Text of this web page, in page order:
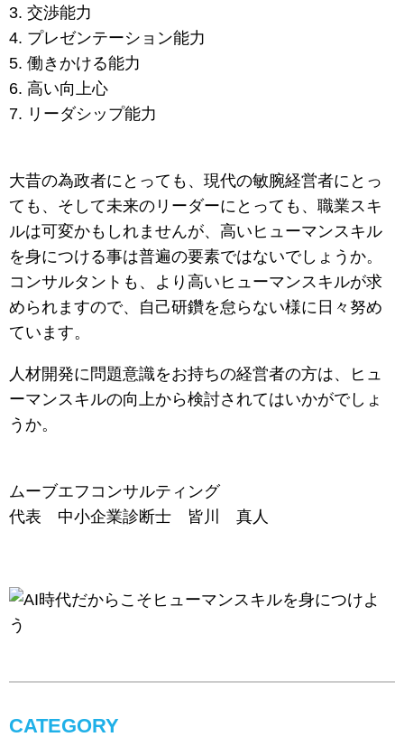
交渉能力
プレゼンテーション能力
働きかける能力
高い向上心
リーダシップ能力
大昔の為政者にとっても、現代の敏腕経営者にとっ
ても、そして未来のリーダーにとっても、職業スキ
ルは可変かもしれませんが、高いヒューマンスキル
を身につける事は普遍の要素ではないでしょうか。
コンサルタントも、より高いヒューマンスキルが求
められますので、自己研鑽を怠らない様に日々努め
ています。
人材開発に問題意識をお持ちの経営者の方は、ヒュ
ーマンスキルの向上から検討されてはいかがでしょ
うか。
ムーブエフコンサルティング
代表 中小企業診断士 皆川 真人
CATEGORY